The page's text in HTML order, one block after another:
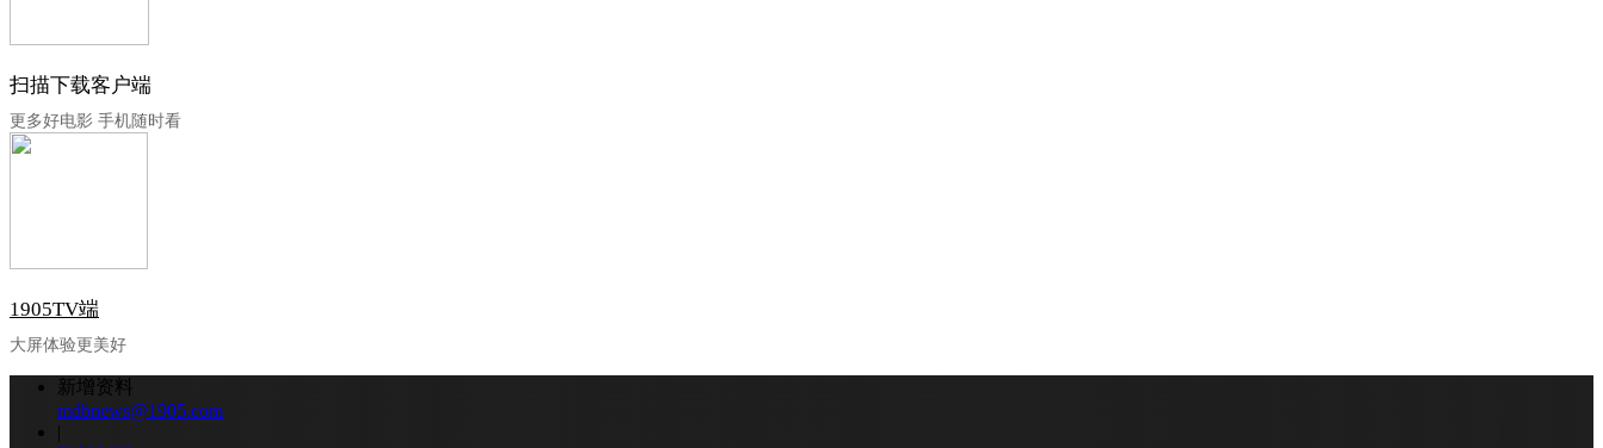
扫描下载客户端
更多好电影 手机随时看
1905TV端
大屏体验更美好
新增资料
mdbnews@1905.com
|